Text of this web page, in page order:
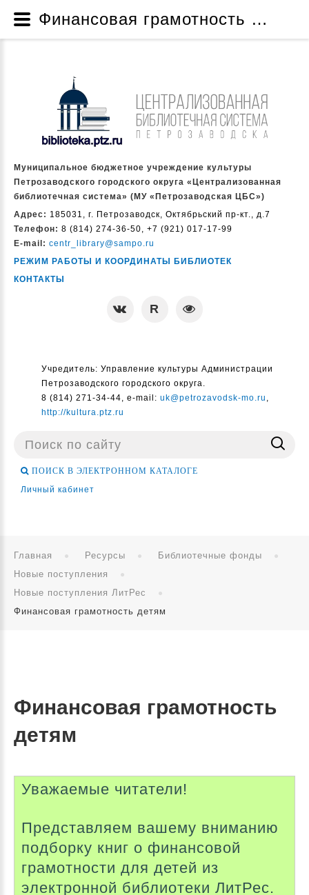
Муниципальное бюджетное учреждение культуры
Петрозаводского городского округа «Централизованная
библиотечная система» (МУ «Петрозаводская ЦБС»)
Адрес: 185031, г. Петрозаводск, Октябрьский пр-кт., д.7
Телефон: 8 (814) 274-36-50, +7 (921) 017-17-99
E-mail: centr_library@sampo.ru
РЕЖИМ РАБОТЫ И КООРДИНАТЫ БИБЛИОТЕК
КОНТАКТЫ
Учредитель: Управление культуры Администрации
Петрозаводского городского округа.
8 (814) 271-34-44, e-mail: uk@petrozavodsk-mo.ru ,
http://kultura.ptz.ru
Поиск
ПОИСК В ЭЛЕКТРОННОМ КАТАЛОГЕ
Личный кабинет
Главная Ресурсы
Библиотечные фонды
Новые поступления
Новые поступления ЛитРес
Финансовая грамотность детям
Финансовая грамотность
детям
Уважаемые читатели!
Представляем вашему вниманию
подборку книг о финансовой
грамотности для детей из
электронной библиотеки ЛитРес.
Финансовая грамотность детям - Новые поступления ЛитРес - Новые поступления - Библиотечные фонды - Ресурсы - Муниципальное бюджетное учреждение культуры Петрозаводского городского округа «Централизованная библиотечная система» (МУ «Петрозаводская ЦБС»)